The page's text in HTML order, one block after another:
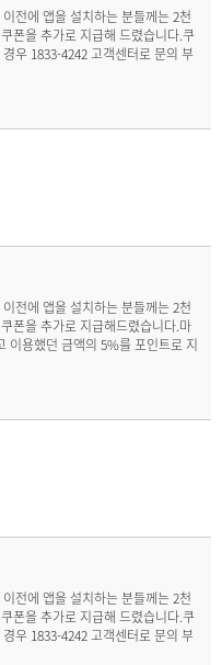
전에 앱을 설치하는 분들께는 2천
폰을 추가로 지급해 드렸습니다.쿠
우 1833-4242 고객센터로 문의 부
전에 앱을 설치하는 분들께는 2천
폰을 추가로 지급해드렸습니다.마
이용했던 금액의 5%를 포인트로 지
전에 앱을 설치하는 분들께는 2천
폰을 추가로 지급해 드렸습니다.쿠
우 1833-4242 고객센터로 문의 부